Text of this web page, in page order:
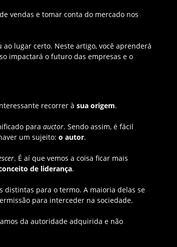
vendas e tomar conta do mercado nos
lugar certo. Neste artigo, você aprenderá
impactará o futuro das empresas e o
recorrer à sua origem.
para auctor. Sendo assim, é fácil
um sujeito: o autor.
. É aí que vemos a coisa ficar mais
de liderança.
distintas para o termo. A maioria delas se
para interceder na sociedade.
da autoridade adquirida e não